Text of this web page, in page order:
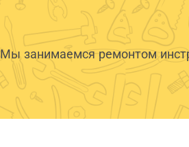
Мы занимаемся ремонтом